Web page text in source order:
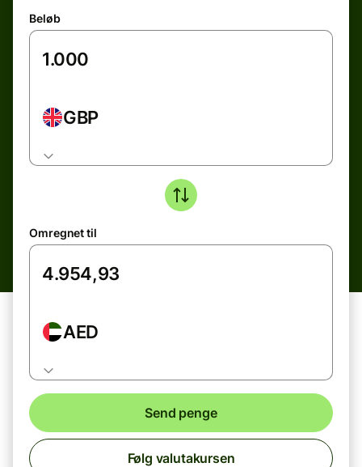
Beløb
GBP
Omregnet til
AED
Send penge
Følg valutakursen